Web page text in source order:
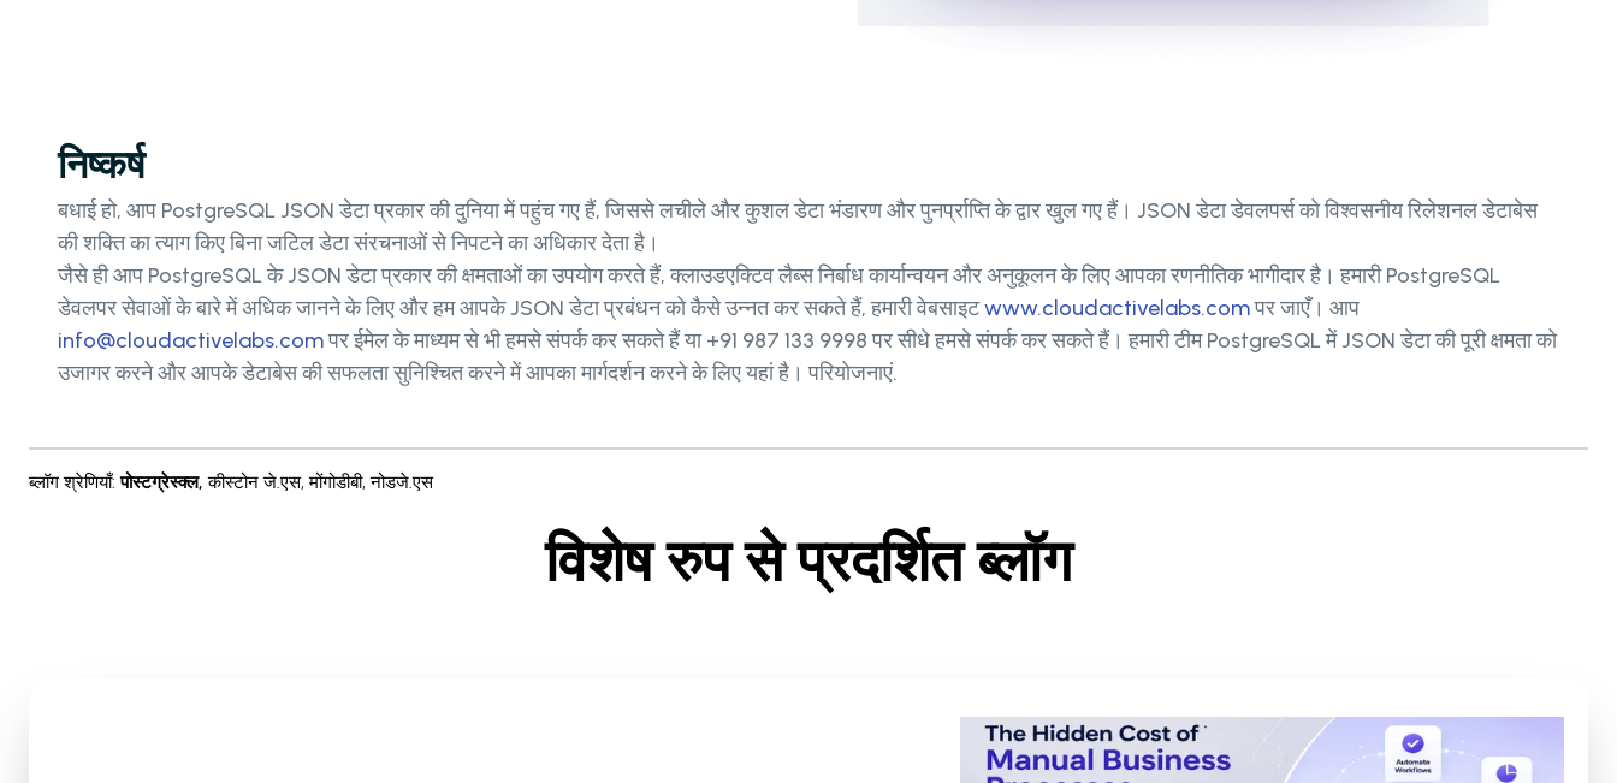
निष्कर्ष
बधाई हो, आप PostgreSQL JSON डेटा प्रकार की दुनिया में पहुंच गए हैं, जिससे लचीले और कुशल डेटा भंडारण और पुनर्प्राप्ति के द्वार खुल गए हैं। JSON डेटा डेवलपर्स को विश्वसनीय रिलेशनल डेटाबेस
की शक्ति का त्याग किए बिना जटिल डेटा संरचनाओं से निपटने का अधिकार देता है।
जैसे ही आप PostgreSQL के JSON डेटा प्रकार की क्षमताओं का उपयोग करते हैं, क्लाउडएक्टिव लैब्स निर्बाध कार्यान्वयन और अनुकूलन के लिए आपका रणनीतिक भागीदार है। हमारी PostgreSQL
डेवलपर सेवाओं के बारे में अधिक जानने के लिए और हम आपके JSON डेटा प्रबंधन को कैसे उन्नत कर सकते हैं, हमारी वेबसाइटwww.cloudactivelabs.comपर जाएँ। आप
info@cloudactivelabs.comपर ईमेल के माध्यम से भी हमसे संपर्क कर सकते हैं या +91 987 133 9998 पर सीधे हमसे संपर्क कर सकते हैं। हमारी टीम PostgreSQL में JSON डेटा की पूरी क्षमता को
उजागर करने और आपके डेटाबेस की सफलता सुनिश्चित करने में आपका मार्गदर्शन करने के लिए यहां है। परियोजनाएं.
ब्लॉग श्रेणियाँ: पोस्टग्रेस्क्ल, कीस्टोन जे.एस,मोंगोडीबी,नोडजे.एस
विशेष रुप से प्रदर्शित ब्लॉग